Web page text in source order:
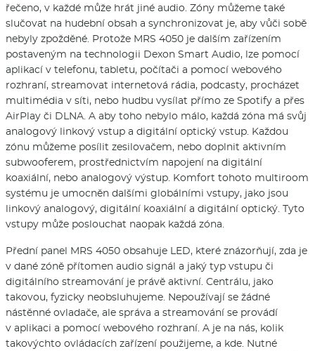
řečeno, v každé může hrát jiné audio. Zóny můžeme také
slučovat na hudební obsah a synchronizovat je, aby vůči sobě
nebyly zpožděné. Protože MRS 4050 je dalším zařízením
postaveným na technologii Dexon Smart Audio, lze pomocí
aplikací v telefonu, tabletu, počítači a pomocí webového
rozhraní, streamovat internetová rádia, podcasty, procházet
multimédia v síti, nebo hudbu vysílat přímo ze Spotify a přes
AirPlay či DLNA. A aby toho nebylo málo, každá zóna má svůj
analogový linkový vstup a digitální optický vstup. Každou
zónu můžeme posílit zesilovačem, nebo doplnit aktivním
subwooferem, prostřednictvím napojení na digitální
koaxiální, nebo analogový výstup. Komfort tohoto multiroom
systému je umocněn dalšími globálními vstupy, jako jsou
linkový analogový, digitální koaxiální a digitální optický. Tyto
vstupy může poslouchat naopak každá zóna.
Přední panel MRS 4050 obsahuje LED, které znázorňují, zda je
v dané zóně přítomen audio signál a jaký typ vstupu či
digitálního streamování je právě aktivní. Centrálu, jako
takovou, fyzicky neobsluhujeme. Nepoužívají se žádné
nástěnné ovladače, ale správa a streamování se provádí
v aplikaci a pomocí webového rozhraní. A je na nás, kolik
takovýchto ovládacích zařízení použijeme, a kde. Nutné